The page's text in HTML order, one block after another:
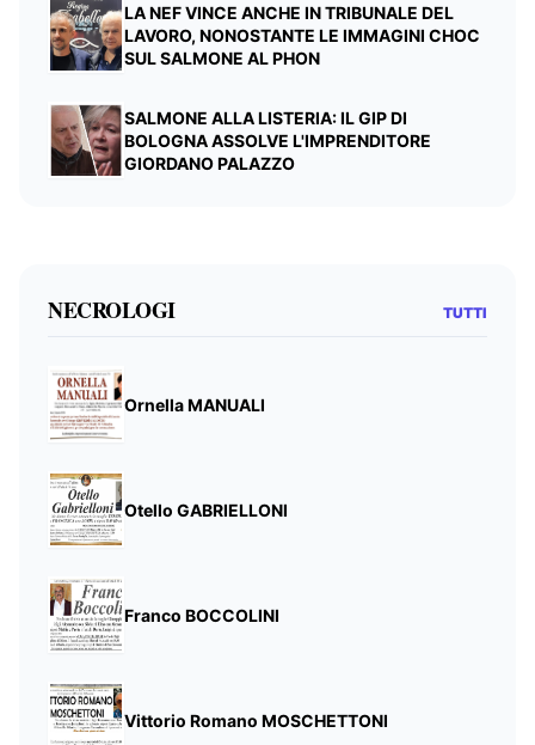
LA NEF VINCE ANCHE IN TRIBUNALE DEL
LAVORO, NONOSTANTE LE IMMAGINI CHOC
SUL SALMONE AL PHON
SALMONE ALLA LISTERIA: IL GIP DI
BOLOGNA ASSOLVE L'IMPRENDITORE
GIORDANO PALAZZO
NECROLOGI TUTTI
Ornella MANUALI
Otello GABRIELLONI
Franco BOCCOLINI
Vittorio Romano MOSCHETTONI